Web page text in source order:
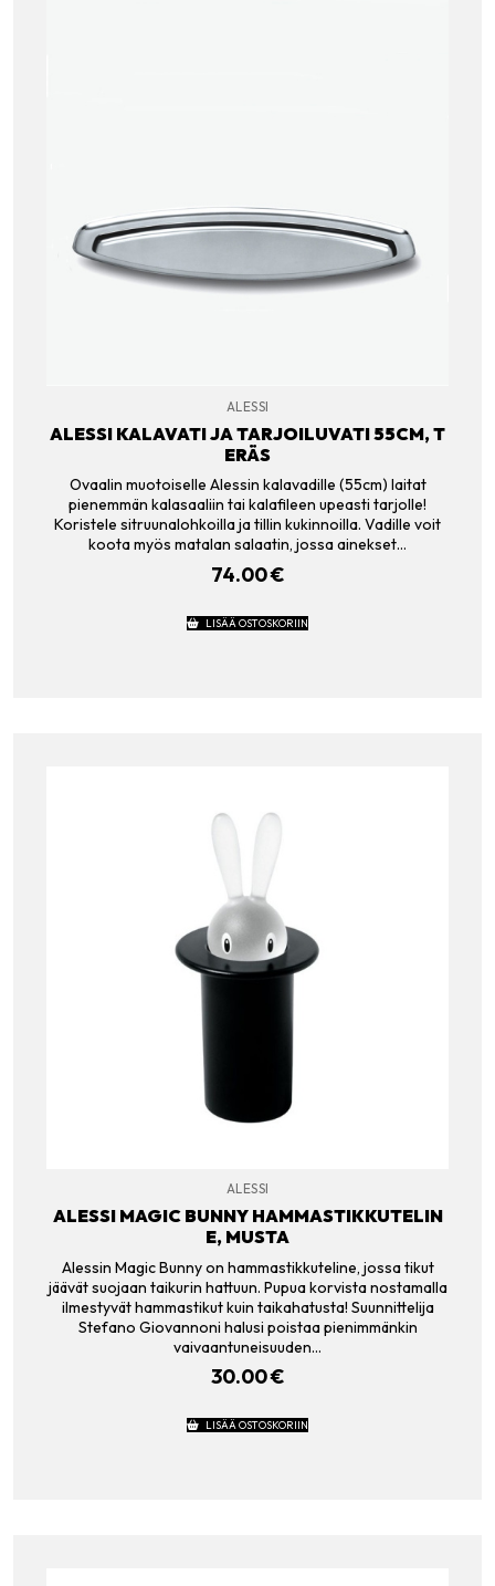
ALESSI
ALESSI KALAVATI JA TARJOILUVATI 55CM, T
ERÄS
Ovaalin muotoiselle Alessin kalavadille (55cm) laitat
pienemmän kalasaaliin tai kalafileen upeasti tarjolle!
Koristele sitruunalohkoilla ja tillin kukinnoilla. Vadille voit
koota myös matalan salaatin, jossa ainekset…
74.00€
LISÄÄ OSTOSKORIIN
ALESSI
ALESSI MAGIC BUNNY HAMMASTIKKUTELIN
E, MUSTA
Alessin Magic Bunny on hammastikkuteline, jossa tikut
jäävät suojaan taikurin hattuun. Pupua korvista nostamalla
ilmestyvät hammastikut kuin taikahatusta! Suunnittelija
Stefano Giovannoni halusi poistaa pienimmänkin
vaivaantuneisuuden…
30.00€
LISÄÄ OSTOSKORIIN